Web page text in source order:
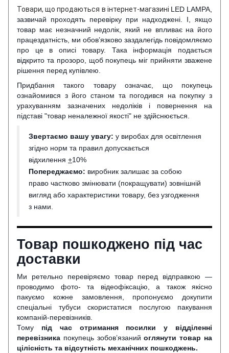
Товари, що продаються в інтернет-магазині LED LAMPA,
зазвичай проходять перевірку при надходжені. І, якщо
товар має незначний недолік, який не впливає на його
працездатність, ми обов’язково заздалегідь повідомляємо
про це в описі товару. Така інформація подається
відкрито та прозоро, щоб покупець міг прийняти зважене
рішення перед купівлею.
Придбання такого товару означає, що покупець
ознайомився з його станом та погодився на покупку з
урахуванням зазначених недоліків і повернення на
підставі "товар неналежної якості" не здійснюється.
Звертаємо вашу увагу: у виробах для освітлення
згідно норм та правил допускається
відхилення +10%
Попереджаємо: виробник залишає за собою
право частково змінювати (покращувати) зовнішній
вигляд або характеристики товару, без узгодження
з нами.
Товар пошкоджено під час
доставки
Ми ретельно перевіряємо товар перед відправкою —
проводимо фото- та відеофіксацію, а також якісно
пакуємо кожне замовлення, пропонуємо докупити
спеціальні тубуси скористатися послугою пакування
компаній-перевізників.
Тому під час отримання посилки у відділенні
перевізника покупець зобов’язанийоглянути товар на
цілісність та відсутність механічних пошкоджень.